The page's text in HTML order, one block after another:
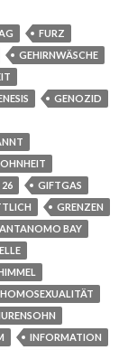
FURZ
GEHIRNWÄSCHE
GENOZID
26
GIFTGAS
GRENZEN
BAY
HOMOSEXUALITÄT
INFORMATION